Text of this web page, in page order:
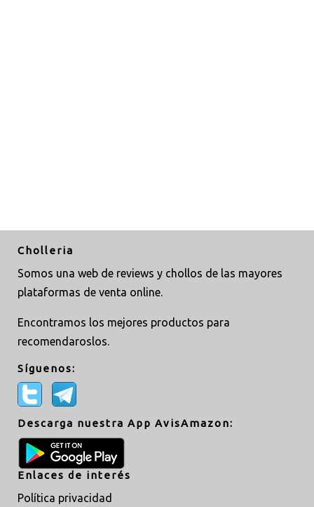
Cholleria
Somos una web de reviews y chollos de las mayores
plataformas de venta online.
Encontramos los mejores productos para
recomendaroslos.
Síguenos:
Descarga nuestra App AvisAmazon:
Enlaces de interés
Política privacidad